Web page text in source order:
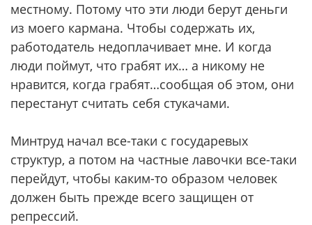
местному. Потому что эти люди берут деньги
из моего кармана. Чтобы содержать их,
работодатель недоплачивает мне. И когда
люди поймут, что грабят их… а никому не
нравится, когда грабят…сообщая об этом, они
перестанут считать себя стукачами.
Минтруд начал все-таки с государевых
структур, а потом на частные лавочки все-таки
перейдут, чтобы каким-то образом человек
должен быть прежде всего защищен от
репрессий.